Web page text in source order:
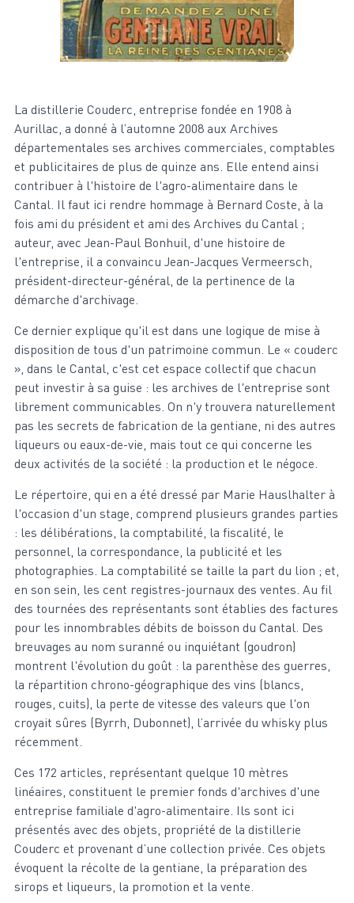
La distillerie Couderc, entreprise fondée en 1908 à
Aurillac, a donné à l’automne 2008 aux Archives
départementales ses archives commerciales, comptables
et publicitaires de plus de quinze ans. Elle entend ainsi
contribuer à l'histoire de l'agro-alimentaire dans le
Cantal. Il faut ici rendre hommage à Bernard Coste, à la
fois ami du président et ami des Archives du Cantal ;
auteur, avec Jean-Paul Bonhuil, d'une histoire de
l'entreprise, il a convaincu Jean-Jacques Vermeersch,
président-directeur-général, de la pertinence de la
démarche d'archivage.
Ce dernier explique qu'il est dans une logique de mise à
disposition de tous d'un patrimoine commun. Le « couderc
», dans le Cantal, c'est cet espace collectif que chacun
peut investir à sa guise : les archives de l'entreprise sont
librement communicables. On n'y trouvera naturellement
pas les secrets de fabrication de la gentiane, ni des autres
liqueurs ou eaux-de-vie, mais tout ce qui concerne les
deux activités de la société : la production et le négoce.
Le répertoire, qui en a été dressé par Marie Hauslhalter à
l'occasion d'un stage, comprend plusieurs grandes parties
: les délibérations, la comptabilité, la fiscalité, le
personnel, la correspondance, la publicité et les
photographies. La comptabilité se taille la part du lion ; et,
en son sein, les cent registres-journaux des ventes. Au fil
des tournées des représentants sont établies des factures
pour les innombrables débits de boisson du Cantal. Des
breuvages au nom suranné ou inquiétant (goudron)
montrent l'évolution du goût : la parenthèse des guerres,
la répartition chrono-géographique des vins (blancs,
rouges, cuits), la perte de vitesse des valeurs que l'on
croyait sûres (Byrrh, Dubonnet), l’arrivée du whisky plus
récemment.
Ces 172 articles, représentant quelque 10 mètres
linéaires, constituent le premier fonds d'archives d'une
entreprise familiale d'agro-alimentaire. Ils sont ici
présentés avec des objets, propriété de la distillerie
Couderc et provenant d’une collection privée. Ces objets
évoquent la récolte de la gentiane, la préparation des
sirops et liqueurs, la promotion et la vente.